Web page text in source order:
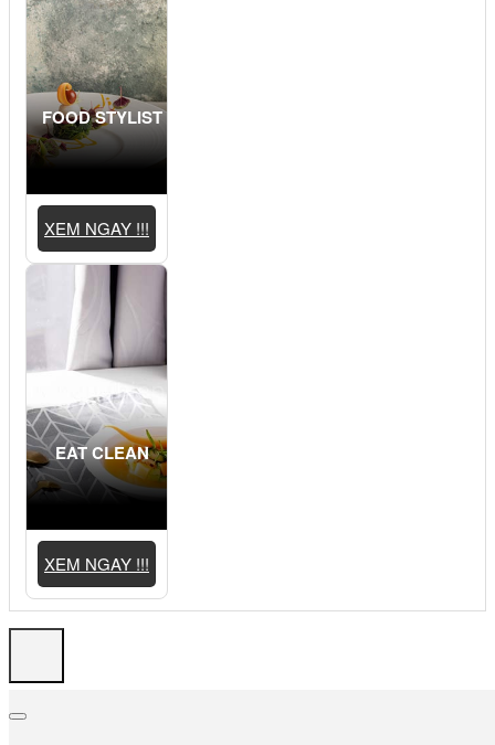
FOOD STYLIST
XEM NGAY !!!
EAT CLEAN
XEM NGAY !!!